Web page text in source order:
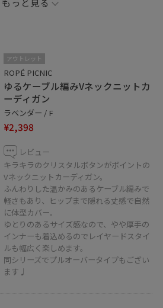
用できておすすめです。
になる…
へ
グを紹介しています。
と
からチェックできます。
アウトレット
ROPÉ PICNIC
ゆるケーブル編みVネックニットカ
ーディガン
ラベンダー / F
¥2,398
レビュー
キラキラのクリスタルボタンがポイントの
Vネックニットカーディガン。
ふんわりした温かみのあるケーブル編みで
軽さもあり、ヒップまで隠れる丈感で自然
に体型カバー。
ゆとりのあるサイズ感なので、やや厚手の
インナーも着込めるのでレイヤードスタイ
ルも幅広く楽しめます。
同シリーズでプルオーバータイプもござい
ます♩